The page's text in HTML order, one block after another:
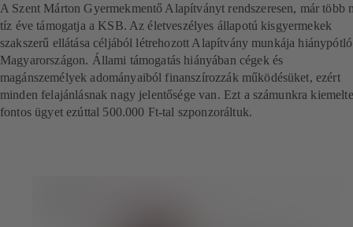
A Szent Márton Gyermekmentő Alapítványt rendszeresen, már több
tíz éve támogatja a KSB. Az életveszélyes állapotú kisgyermekek
szakszerű ellátása céljából létrehozott Alapítvány munkája hiánypótló
Magyarországon. Állami támogatás hiányában cégek és
magánszemélyek adományaiból finanszírozzák működésüket, ezért
minden felajánlásnak nagy jelentősége van. Ezt a számunkra
fontos ügyet ezúttal 500.000 Ft-tal szponzoráltuk.